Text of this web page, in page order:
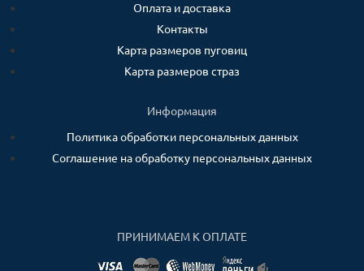
Оплата и доставка
Контакты
Карта размеров пуговиц
Карта размеров страз
Информация
Политика обработки персональных данных
Соглашение на обработку персональных данных
ПРИНИМАЕМ К ОПЛАТЕ